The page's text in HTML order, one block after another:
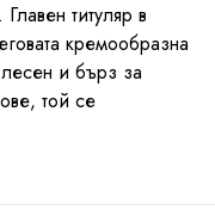
титуляр в
кремообразна
и бърз за
той се